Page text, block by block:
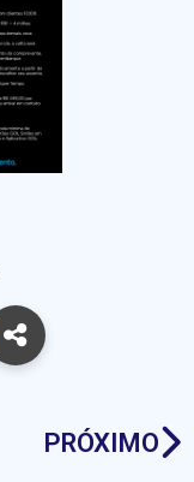
PRÓXIMO